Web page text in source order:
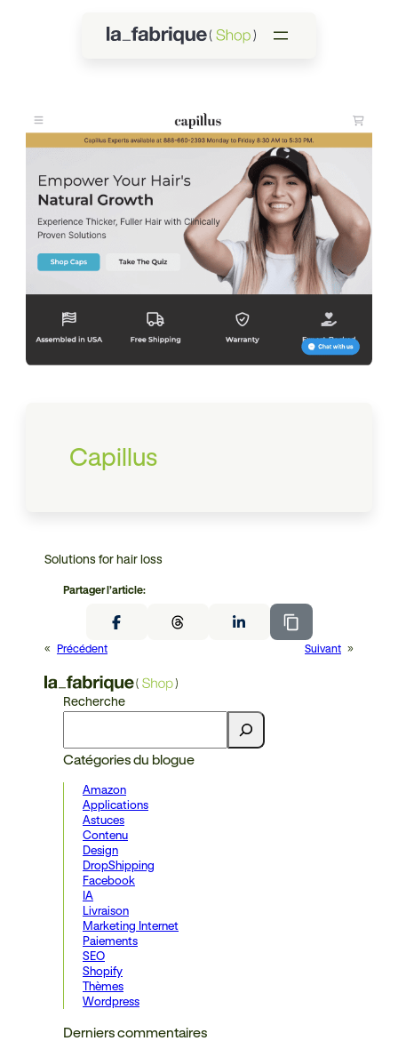
Capillus
Solutions for hair loss
Partager l’article:
« Précédent Suivant »
Recherche
Catégories du blogue
Amazon
Applications
Astuces
Contenu
Design
DropShipping
Facebook
IA
Livraison
Marketing Internet
Paiements
SEO
Shopify
Thèmes
Wordpress
Derniers commentaires